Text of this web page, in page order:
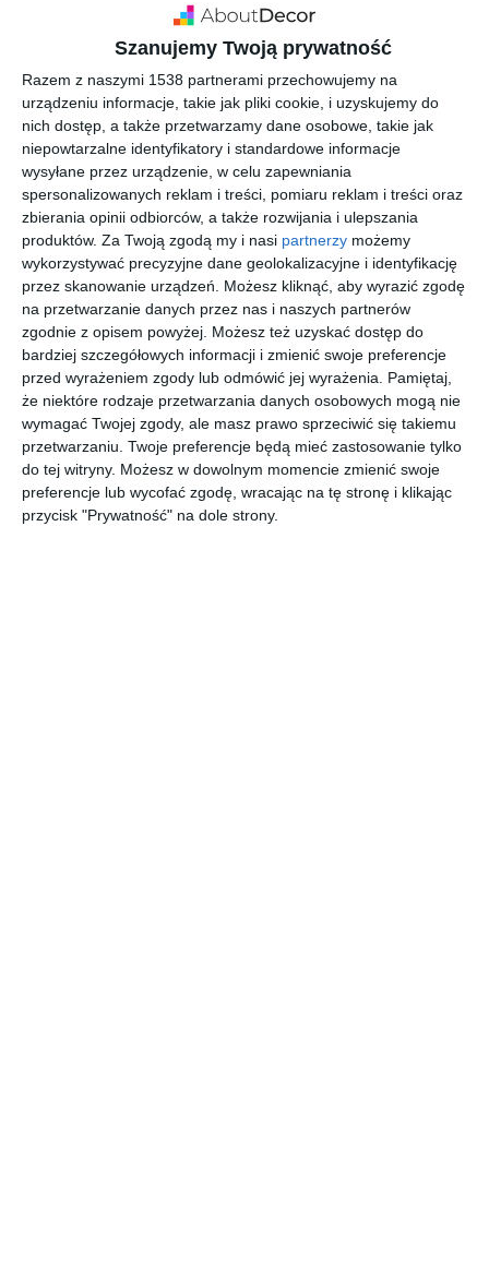
Szanujemy Twoją prywatność
Razem z naszymi 1538 partnerami przechowujemy na
urządzeniu informacje, takie jak pliki cookie, i uzyskujemy do
nich dostęp, a także przetwarzamy dane osobowe, takie jak
niepowtarzalne identyfikatory i standardowe informacje
wysyłane przez urządzenie, w celu zapewniania
spersonalizowanych reklam i treści, pomiaru reklam i treści oraz
zbierania opinii odbiorców, a także rozwijania i ulepszania
produktów. Za Twoją zgodą my i nasi partnerzy możemy
wykorzystywać precyzyjne dane geolokalizacyjne i identyfikację
przez skanowanie urządzeń. Możesz kliknąć, aby wyrazić zgodę
na przetwarzanie danych przez nas i naszych partnerów
zgodnie z opisem powyżej. Możesz też uzyskać dostęp do
bardziej szczegółowych informacji i zmienić swoje preferencje
przed wyrażeniem zgody lub odmówić jej wyrażenia.
Pamiętaj,
że niektóre rodzaje przetwarzania danych osobowych mogą nie
wymagać Twojej zgody, ale masz prawo sprzeciwić się takiemu
przetwarzaniu. Twoje preferencje będą mieć zastosowanie tylko
do tej witryny. Możesz w dowolnym momencie zmienić swoje
preferencje lub wycofać zgodę, wracając na tę stronę i klikając
przycisk "Prywatność" na dole strony.
INSPIRACJA
Szykowny salon z
modułowym
narożnikiem
Szykowny salon z modułowym narożnikiem firmy Kler.
AUTOR:Kler
DODAJ DO ULUBIONYCH
UDOSTĘPNIJ